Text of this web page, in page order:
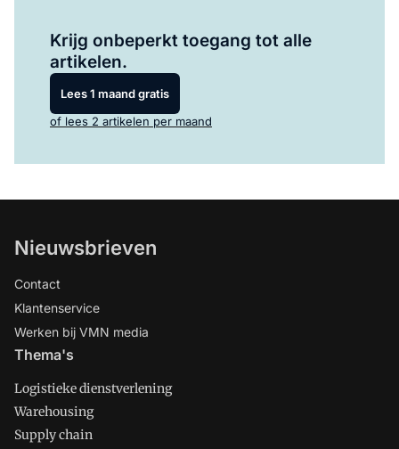
Krijg onbeperkt toegang tot alle
artikelen.
Lees 1 maand gratis
of lees 2 artikelen per maand
Nieuwsbrieven
Contact
Klantenservice
Werken bij VMN media
Thema's
Logistieke dienstverlening
Warehousing
Supply chain